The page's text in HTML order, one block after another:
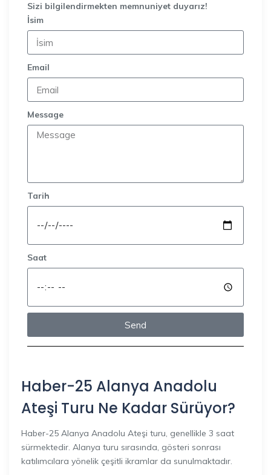
Sizi bilgilendirmekten memnuniyet duyarız!
İsim
Email
Message
Tarih
Saat
Send
Haber-25 Alanya Anadolu
Ateşi Turu Ne Kadar Sürüyor?
Haber-25 Alanya Anadolu Ateşi turu, genellikle 3 saat
sürmektedir. Alanya turu sırasında, gösteri sonrası
katılımcılara yönelik çeşitli ikramlar da sunulmaktadır.